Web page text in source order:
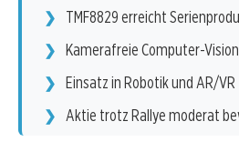
TMF8829 erreicht
Kamerafreie Computer-
Einsatz in Robotik und AR/VR
Aktie trotz Rallye moderat